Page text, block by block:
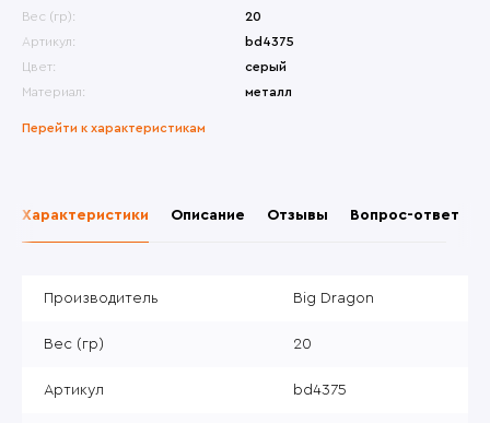
Вес (гр):
20
Артикул:
bd4375
Цвет:
серый
Материал:
металл
Перейти к характеристикам
Характеристики Описание Отзывы Вопрос-ответ
Производитель Big Dragon
Вес (гр) 20
Артикул bd4375